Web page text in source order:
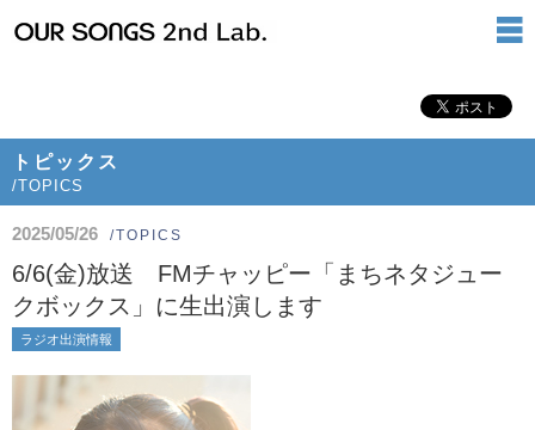
トピックス
/TOPICS
2025/05/26 /TOPICS
6/6(金)放送 FMチャッピー「まちネタジュー
クボックス」に生出演します
ラジオ出演情報